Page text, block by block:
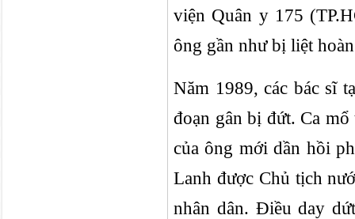
viện Quân y 175
ông gần như bị liệt
Năm 1989, các bác sĩ
đoạn gân bị đứt. Ca
của ông mới dần hồi
Lanh được Chủ tịch
nhân dân. Điều day